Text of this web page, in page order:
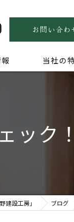
お問い合わ
当社の
木の家
ック！
建設工房」 ブログ